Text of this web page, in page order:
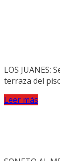
LOS
terraza del
Leer más